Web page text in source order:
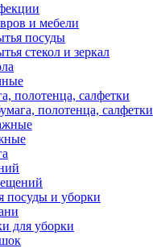
и мебели
посуды
стекол и зеркал
полотенца, салфетки
полотенца, салфетки
посуды и уборки
для уборки